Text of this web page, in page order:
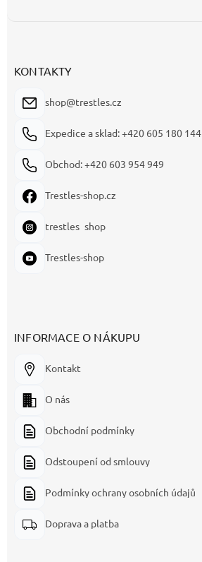
KONTAKTY
shop@trestles.cz
Expedice a sklad: +420 605 180 144
Obchod: +420 603 954 949
Trestles-shop.cz
trestles_shop
Trestles-shop
INFORMACE O NÁKUPU
Kontakt
O nás
Obchodní podmínky
Odstoupení od smlouvy
Podmínky ochrany osobních údajů
Doprava a platba